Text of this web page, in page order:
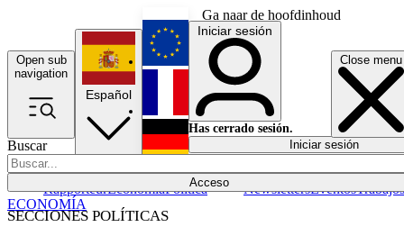
Ga naar de hoofdinhoud
Open sub
navigation
Close menu
Buscar
Acceso
SECCIONES POLÍTICAS
RapporteurEconomíaPolítica NewslettersEventosTrabajos
Español
English
Français
Iniciar sesión
Has cerrado sesión.
Iniciar sesión
ECONOMÍA